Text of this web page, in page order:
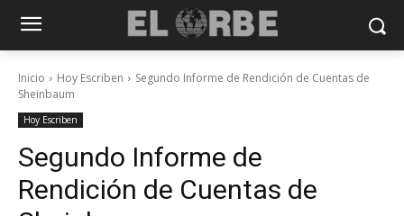
Inicio Hoy Escriben
Segundo Informe de Rendición de Cuentas de
Sheinbaum
Hoy Escriben
Segundo Informe de
Rendición de Cuentas de